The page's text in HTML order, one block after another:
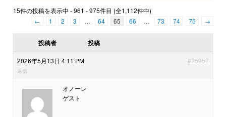
15件の投稿を表示中 - 961 - 975件目 (全1,112件中)
←
1 2 3 … 64 65 66 … 73 74 75 →
投稿者 投稿
2026年5月13日 4:11 PM #75957
返信
オノーレ
ゲスト